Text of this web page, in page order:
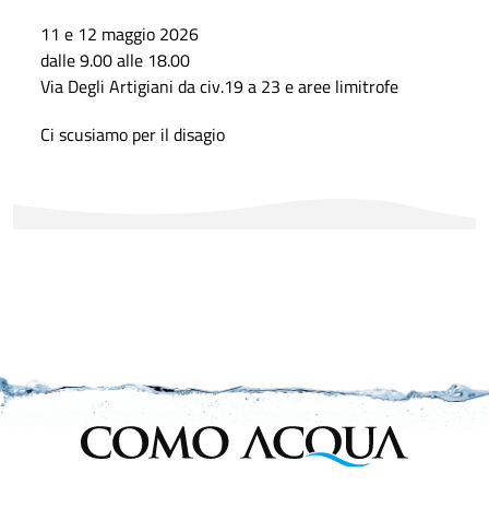
11 e 12 maggio 2026
dalle 9.00 alle 18.00
Via Degli Artigiani da civ.19 a 23 e aree limitrofe
Ci scusiamo per il disagio